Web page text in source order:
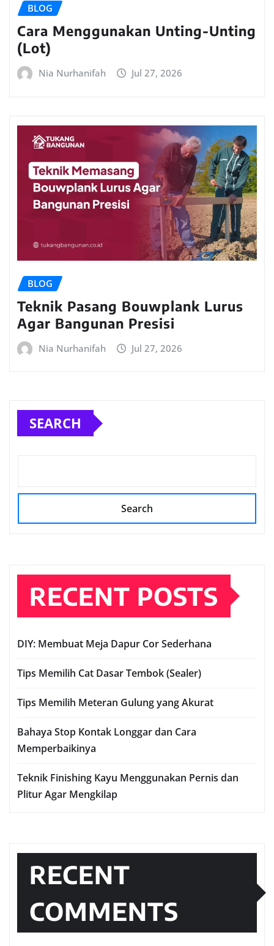
BLOG
Cara Menggunakan Unting-Unting
(Lot)
Nia Nurhanifah Jul 27, 2026
BLOG
Teknik Pasang Bouwplank Lurus
Agar Bangunan Presisi
Nia Nurhanifah Jul 27, 2026
SEARCH
Search
RECENT POSTS
DIY: Membuat Meja Dapur Cor Sederhana
Tips Memilih Cat Dasar Tembok (Sealer)
Tips Memilih Meteran Gulung yang Akurat
Bahaya Stop Kontak Longgar dan Cara
Memperbaikinya
Teknik Finishing Kayu Menggunakan Pernis dan
Plitur Agar Mengkilap
RECENT
COMMENTS